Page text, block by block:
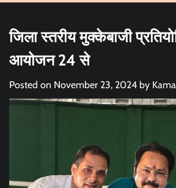
जिला स्तरीय मुक्केबाजी
आयोजन 24 से
Posted on November 23, 2024 by